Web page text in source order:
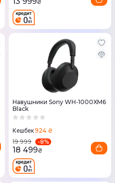
₴
Навушники Sony WH-1000XM6
Black
Кешбек924 ₴
19 999
-8%
18 499₴